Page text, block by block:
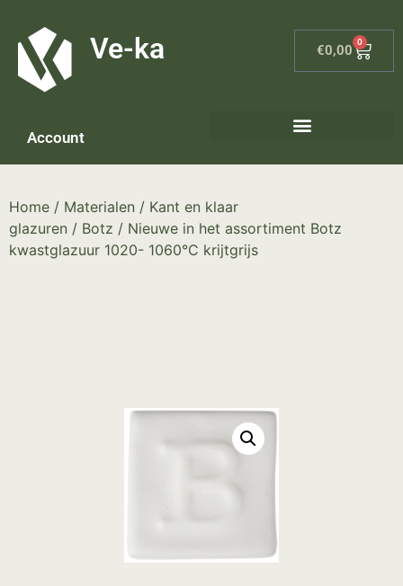
Ve-ka €0,00
0
Account
Home / Materialen / Kant en klaar
glazuren / Botz / Nieuwe in het assortiment Botz
kwastglazuur 1020- 1060°C krijtgrijs